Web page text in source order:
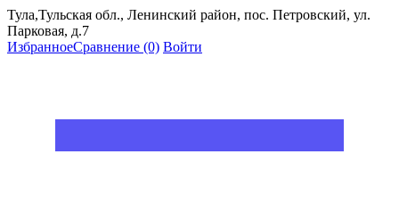
Тула,Тульская обл., Ленинский район, пос. Петровский, ул.
Парковая, д.7
ИзбранноеСравнение (0) Войти